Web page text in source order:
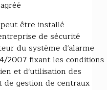
être installé
de sécurité
du système d'alarme
2007 fixant les conditions
et d'utilisation des
de gestion de centraux